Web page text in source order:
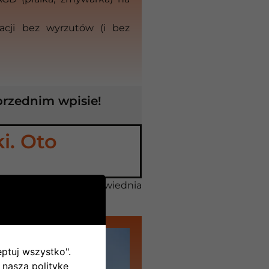
bez wyrzutów (i bez
wpisie!
Oto
Wystarczy odpowiednia
wszystko".
politykę